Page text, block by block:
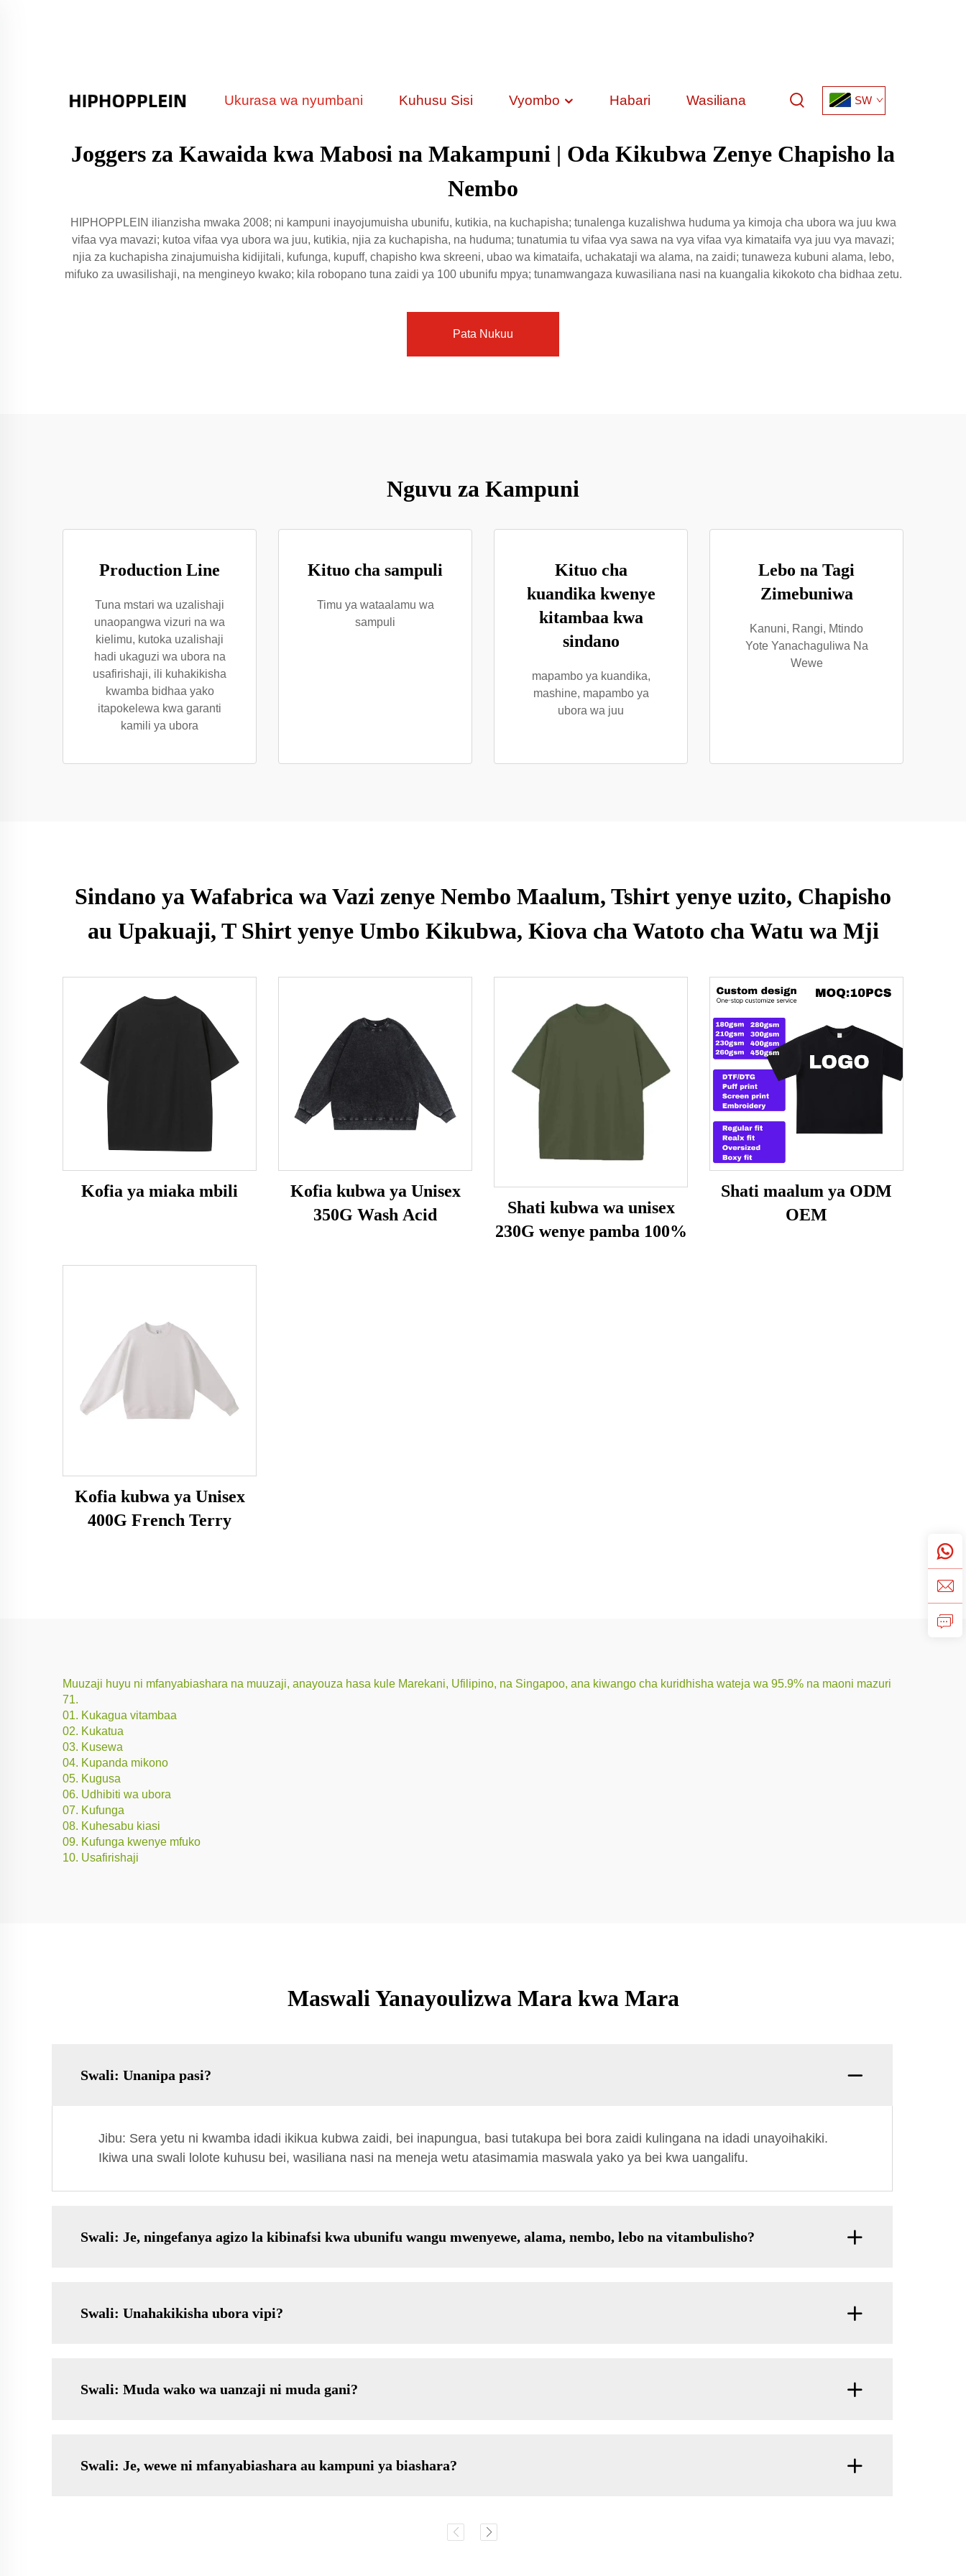
Ukurasa wa nyumbani Kuhusu Sisi Vyombo Habari Wasiliana SW
Joggers za Kawaida kwa Mabosi na Makampuni | Oda Kikubwa Zenye Chapisho la
Nembo
HIPHOPPLEIN ilianzisha mwaka 2008; ni kampuni inayojumuisha ubunifu, kutikia, na kuchapisha; tunalenga kuzalishwa huduma ya kimoja cha ubora wa juu kwa
vifaa vya mavazi; kutoa vifaa vya ubora wa juu, kutikia, njia za kuchapisha, na huduma; tunatumia tu vifaa vya sawa na vya vifaa vya kimataifa vya juu vya mavazi;
njia za kuchapisha zinajumuisha kidijitali, kufunga, kupuff, chapisho kwa skreeni, ubao wa kimataifa, uchakataji wa alama, na zaidi; tunaweza kubuni alama, lebo,
mifuko za uwasilishaji, na mengineyo kwako; kila robopano tuna zaidi ya 100 ubunifu mpya; tunamwangaza kuwasiliana nasi na kuangalia kikokoto cha bidhaa zetu.
Pata Nukuu
Nguvu za Kampuni
Production Line
Tuna mstari wa uzalishaji
unaopangwa vizuri na wa
kielimu, kutoka uzalishaji
hadi ukaguzi wa ubora na
usafirishaji, ili kuhakikisha
kwamba bidhaa yako
itapokelewa kwa garanti
kamili ya ubora
Kituo cha sampuli
Timu ya wataalamu wa
sampuli
Kituo cha
kuandika kwenye
kitambaa kwa
sindano
mapambo ya kuandika,
mashine, mapambo ya
ubora wa juu
Lebo na Tagi
Zimebuniwa
Kanuni, Rangi, Mtindo
Yote Yanachaguliwa Na
Wewe
Sindano ya Wafabrica wa Vazi zenye Nembo Maalum, Tshirt yenye uzito, Chapisho
au Upakuaji, T Shirt yenye Umbo Kikubwa, Kiova cha Watoto cha Watu wa Mji
Kofia ya miaka mbili
Kofia kubwa ya Unisex
350G Wash Acid
Shati kubwa wa unisex
230G wenye pamba 100%
Shati maalum ya ODM
OEM
Kofia kubwa ya Unisex
400G French Terry
Muuzaji huyu ni mfanyabiashara na muuzaji, anayouza hasa kule Marekani, Ufilipino, na Singapoo, ana kiwango cha kuridhisha wateja wa 95.9% na maoni mazuri
71.
01. Kukagua vitambaa
02. Kukatua
03. Kusewa
04. Kupanda mikono
05. Kugusa
06. Udhibiti wa ubora
07. Kufunga
08. Kuhesabu kiasi
09. Kufunga kwenye mfuko
10. Usafirishaji
Maswali Yanayoulizwa Mara kwa Mara
Swali: Unanipa pasi?
Jibu: Sera yetu ni kwamba idadi ikikua kubwa zaidi, bei inapungua, basi tutakupa bei bora zaidi kulingana na idadi unayoihakiki.
Ikiwa una swali lolote kuhusu bei, wasiliana nasi na meneja wetu atasimamia maswala yako ya bei kwa uangalifu.
Swali: Je, ningefanya agizo la kibinafsi kwa ubunifu wangu mwenyewe, alama, nembo, lebo na vitambulisho?
Swali: Unahakikisha ubora vipi?
Swali: Muda wako wa uanzaji ni muda gani?
Swali: Je, wewe ni mfanyabiashara au kampuni ya biashara?